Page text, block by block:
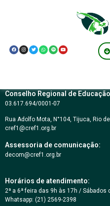
Resolução
018/2001
Conselho Regional de
03.617.694/0001-07
Rua Adolfo Mota, N°104, Tijuca, Rio
cref1@cref1.org.br
Assessoria de comunicação:
decom@cref1.org.br
Horários de atendimento:
2ª a 6ª feira das 9h às 17h / Sábados
Whatsapp: (21) 2569-2398